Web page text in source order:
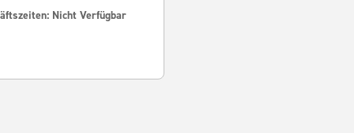
Nicht Verfügbar